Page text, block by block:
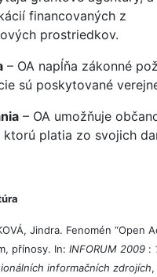
financovaných z
prostriedkov.
– OA napĺňa zákonné
sú poskytované
– OA umožňuje
ktorú platia zo svojich
Jindra. Fenomén “Open
přínosy. In: INFORUM 2009 :
informačních zdrojích